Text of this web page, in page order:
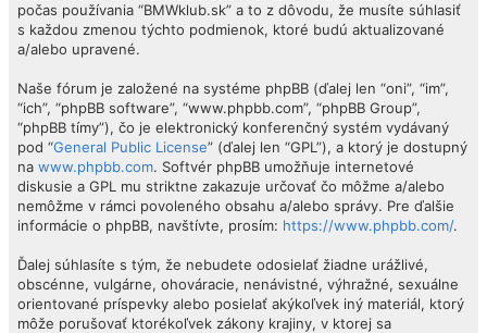
počas používania “BMWklub.sk” a to z dôvodu, že musíte súhlasiť
s každou zmenou týchto podmienok, ktoré budú aktualizované
a/alebo upravené.
Naše fórum je založené na systéme phpBB (ďalej len “oni”, “im”,
“ich”, “phpBB software”, “www.phpbb.com”, “phpBB Group”,
“phpBB tímy”), čo je elektronický konferenčný systém vydávaný
pod “General Public License” (ďalej len “GPL”), a ktorý je dostupný
na www.phpbb.com. Softvér phpBB umožňuje internetové
diskusie a GPL mu striktne zakazuje určovať čo môžme a/alebo
nemôžme v rámci povoleného obsahu a/alebo správy. Pre ďalšie
informácie o phpBB, navštívte, prosím: https://www.phpbb.com/.
Ďalej súhlasíte s tým, že nebudete odosielať žiadne urážlivé,
obscénne, vulgárne, ohováracie, nenávistné, výhražné, sexuálne
orientované príspevky alebo posielať akýkoľvek iný materiál, ktorý
môže porušovať ktorékoľvek zákony krajiny, v ktorej sa